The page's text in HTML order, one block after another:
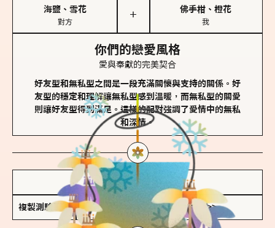
海鹽、雪花
對方
＋
佛手柑、橙花
我
你們的戀愛風格
愛與奉獻的完美契合
好友型和無私型之間是一段充滿關懷與支持的關係。好
友型的穩定和理解讓無私型感到溫暖，而無私型的關愛
則讓好友型得到滿足。這樣的配對強調了愛情中的無私
和深情。
儲存我的結果圖
複製測驗連結 查看香氛類型全解析 >>>